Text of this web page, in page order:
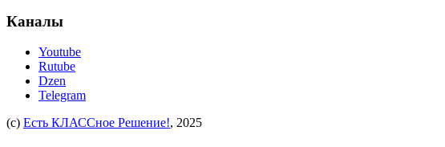
Каналы
Youtube
Rutube
Dzen
Telegram
(c) Есть КЛАССное Решение!, 2025